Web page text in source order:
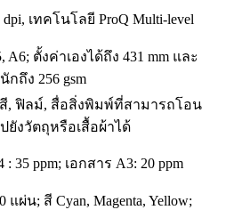
dpi, เทคโนโลยี ProQ Multi-level
A6; ตั้งค่าเองได้ถึง 431 mm และ
ถึง 256 gsm
, ฟิลม์, สื่อสิ่งพิมพ์ที่สามารถโอน
งวัตถุหรือเสื้อผ้าได้
: 35 ppm; เอกสาร A3: 20 ppm
แผ่น; สี Cyan, Magenta, Yellow;